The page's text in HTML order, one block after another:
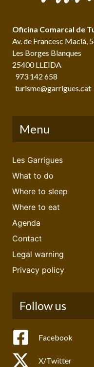
Oficina Comarcal de
Av. de Francesc Macià,
Les Borges Blanques
25400 LLEIDA
973 142 658
turisme@garrigues.cat
Menu
Les Garrigues
What to do
Where to sleep
Where to eat
Agenda
Contact
Legal warning
Privacy policy
Follow us
Facebook
X/Twitter